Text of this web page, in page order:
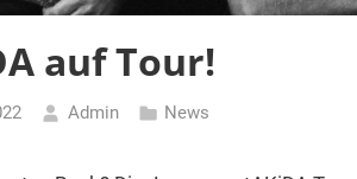
auf Tour!
Admin News